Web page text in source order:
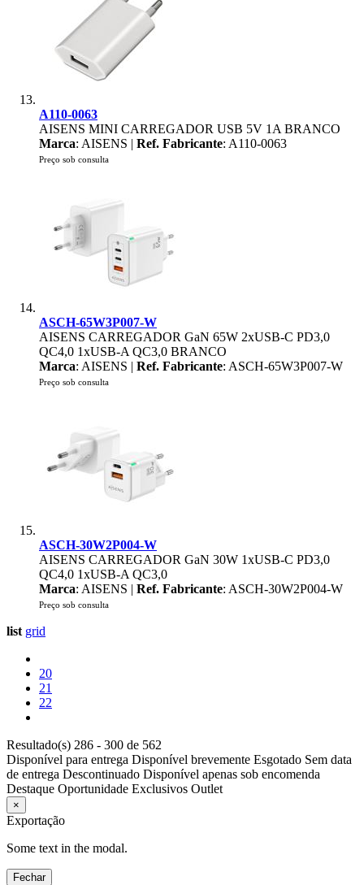
A110-0063
AISENS MINI CARREGADOR USB 5V 1A BRANCO
Marca: AISENS | Ref. Fabricante: A110-0063
Preço sob consulta
ASCH-65W3P007-W
AISENS CARREGADOR GaN 65W 2xUSB-C PD3,0
QC4,0 1xUSB-A QC3,0 BRANCO
Marca: AISENS | Ref. Fabricante: ASCH-65W3P007-W
Preço sob consulta
ASCH-30W2P004-W
AISENS CARREGADOR GaN 30W 1xUSB-C PD3,0
QC4,0 1xUSB-A QC3,0
Marca: AISENS | Ref. Fabricante: ASCH-30W2P004-W
Preço sob consulta
list grid
20
21
22
Resultado(s) 286 - 300 de 562
Disponível para entrega Disponível brevemente Esgotado Sem data
de entrega Descontinuado Disponível apenas sob encomenda
Destaque Oportunidade Exclusivos Outlet
×
Exportação
Some text in the modal.
Fechar